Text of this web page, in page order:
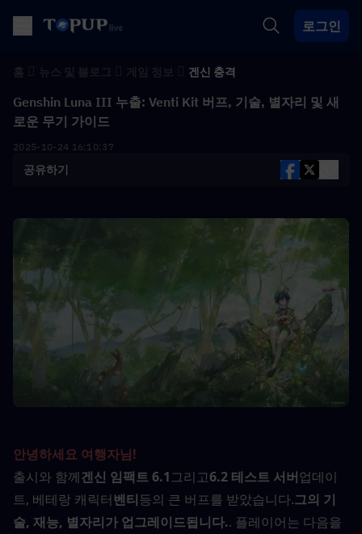
로그인
겐신 충격
Genshin Luna III 누출: Venti Kit 버프, 기술, 별자리 및 새
로운 무기 가이드
2025-10-24 16:10:37
공유하기
안녕하세요 여행자님!
출시와 함께겐신 임팩트 6.1그리고6.2 테스트 서버업데이
트, 베테랑 캐릭터벤티등의 큰 버프를 받았습니다.그의 기
술, 재능, 별자리가 업그레이드됩니다.. 플레이어는 다음을